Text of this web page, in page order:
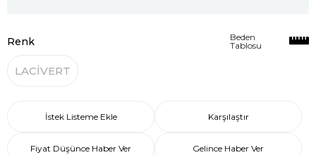
Renk
LACİVERT
Beden
Tablosu
İstek Listeme Ekle Karşılaştır
Fiyat Düşünce Haber Ver Gelince Haber Ver